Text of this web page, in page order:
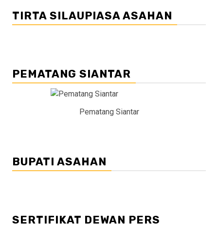
TIRTA SILAUPIASA ASAHAN
PEMATANG SIANTAR
Pematang Siantar
BUPATI ASAHAN
SERTIFIKAT DEWAN PERS